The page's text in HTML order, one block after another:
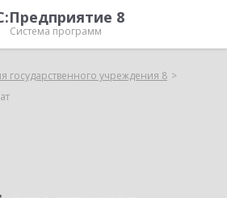
8
Система программ
государственного учреждения 8